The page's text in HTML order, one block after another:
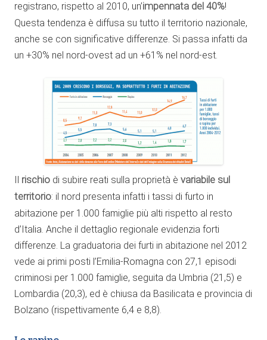
registrano, rispetto al 2010, un’impennata del 40%!
Questa tendenza è diffusa su tutto il territorio nazionale,
anche se con significative differenze. Si passa infatti da
un +30% nel nord-ovest ad un +61% nel nord-est.
rischio di subire reati sulla proprietà è variabile sul
territorio: il nord presenta infatti i tassi di furto in
abitazione per 1.000 famiglie più alti rispetto al resto
d’Italia. Anche il dettaglio regionale evidenzia forti
differenze. La graduatoria dei furti in abitazione nel 2012
vede ai primi posti l’Emilia-Romagna con 27,1 episodi
criminosi per 1.000 famiglie, seguita da Umbria (21,5) e
Lombardia (20,3), ed è chiusa da Basilicata e provincia di
Bolzano (rispettivamente 6,4 e 8,8).